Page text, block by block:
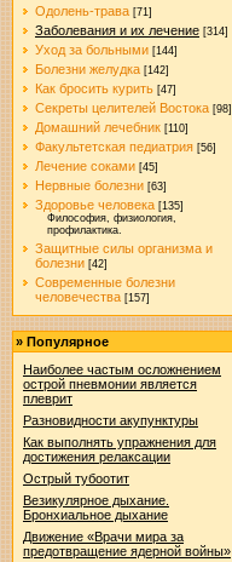
Одолень-трава [71]
Заболевания и их лечение [314]
Уход за больными [144]
Болезни желудка [142]
Как бросить курить [47]
Секреты целителей Востока [98]
Домашний лечебник [110]
Факультетская педиатрия [56]
Лечение соками [45]
Нервные болезни [63]
Здоровье человека [135]
Философия, физиология,
профилактика.
Защитные силы организма и
болезни [42]
Современные болезни
человечества [157]
» Популярное
Наиболее частым осложнением
острой пневмонии является
плеврит
Разновидности акупунктуры
Как выполнять упражнения для
достижения релаксации
Острый тубоотит
Везикулярное дыхание.
Бронхиальное дыхание
Движение «Врачи мира за
предотвращение ядерной войны»